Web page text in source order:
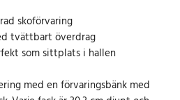
skoförvaring
tvättbart överdrag
som sittplats i hallen
med en förvaringsbänk med